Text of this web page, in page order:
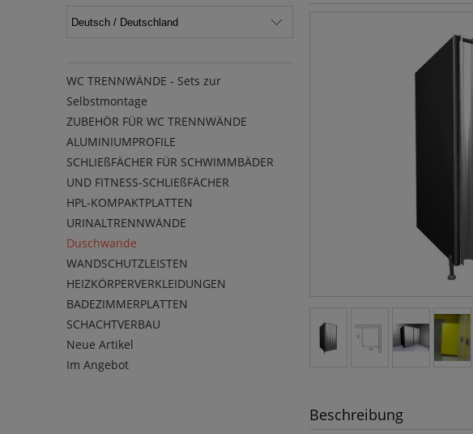
WC TRENNWÄNDE - Sets zur
Selbstmontage
ZUBEHÖR FÜR WC TRENNWÄNDE
ALUMINIUMPROFILE
SCHLIEßFÄCHER FÜR SCHWIMMBÄDER
UND FITNESS-SCHLIEßFÄCHER
HPL-KOMPAKTPLATTEN
URINALTRENNWÄNDE
Duschwande
WANDSCHUTZLEISTEN
HEIZKÖRPERVERKLEIDUNGEN
BADEZIMMERPLATTEN
SCHACHTVERBAU
Neue Artikel
Im Angebot
Beschreibung